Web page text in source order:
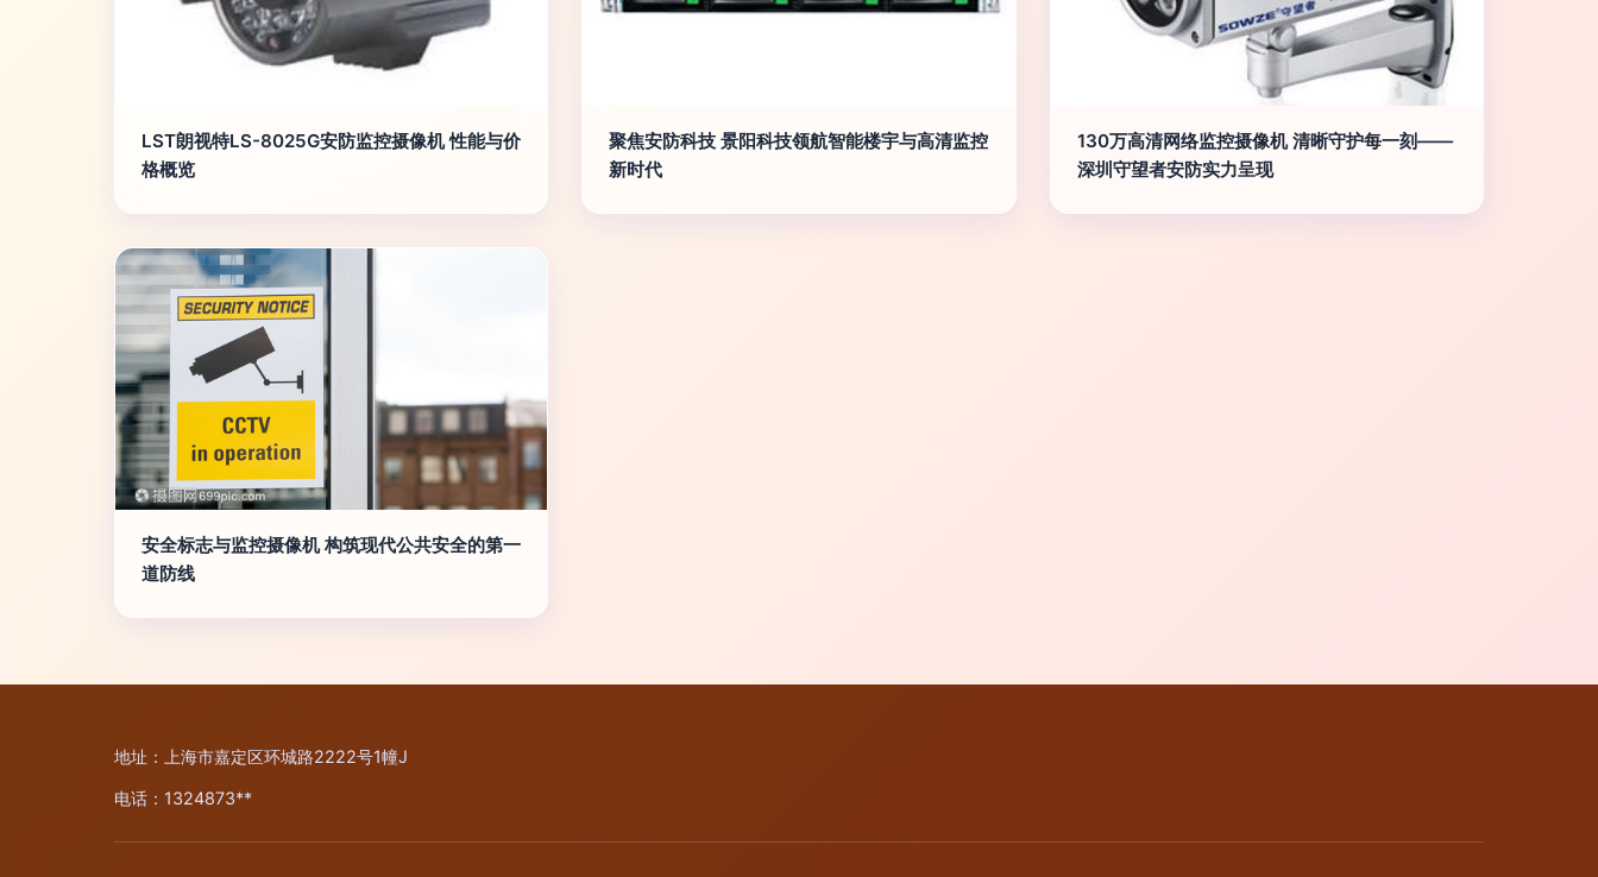
LST朗视特LS-8025G安防监控摄像机 性能与价
格概览
聚焦安防科技 景阳科技领航智能楼宇与高清监控
新时代
130万高清网络监控摄像机 清晰守护每一刻——
深圳守望者安防实力呈现
安全标志与监控摄像机 构筑现代公共安全的第一
道防线
地址：上海市嘉定区环城路2222号1幢J
电话：1324873**